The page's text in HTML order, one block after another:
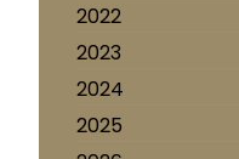
2022
2023
2024
2025